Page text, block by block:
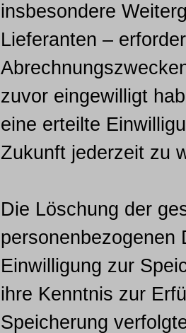
insbesondere
Lieferanten –
zuvor eingewilligt
eine erteilte
Zukunft jederzeit zu
Die Löschung der
personenbezogenen
Einwilligung zur
ihre Kenntnis zur
Speicherung